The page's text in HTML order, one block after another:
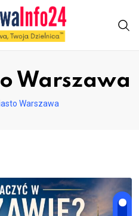
Warszawa
Warszawa